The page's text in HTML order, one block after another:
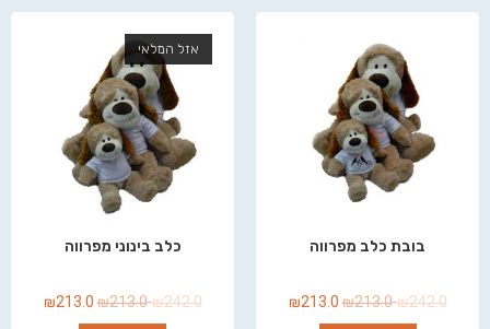
בובת כלב מפרווה
₪242.0
₪213.0
₪213.0
אזל המלאי
כלב בינוני מפרווה
₪242.0
₪213.0
₪213.0